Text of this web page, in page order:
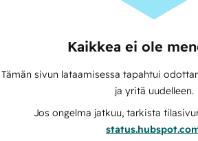
Kaikkea ei ole
Tämän sivun lataamisessa tapahtui
ja yritä uudelleen.
Jos ongelma jatkuu, tarkista